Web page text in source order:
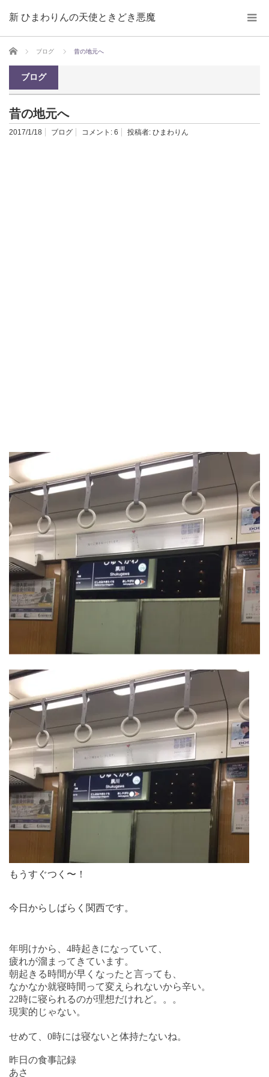
新 ひまわりんの天使ときどき悪魔
ホーム ブログ 昔の地元へ
ブログ
昔の地元へ
2017/1/18 ブログ コメント: 6 投稿者: ひまわりん
もうすぐつく〜！
今日からしばらく関西です。
年明けから、 4時起きになっていて、
疲れが溜まってきています。
朝起きる時間が早くなったと言っても、
なかなか就寝時間って変えられないから辛い。
22時に寝られるのが理想だけれど。。。
現実的じゃない。
せめて、 0時には寝ないと体持たないね。
昨日の食事記録
あさ